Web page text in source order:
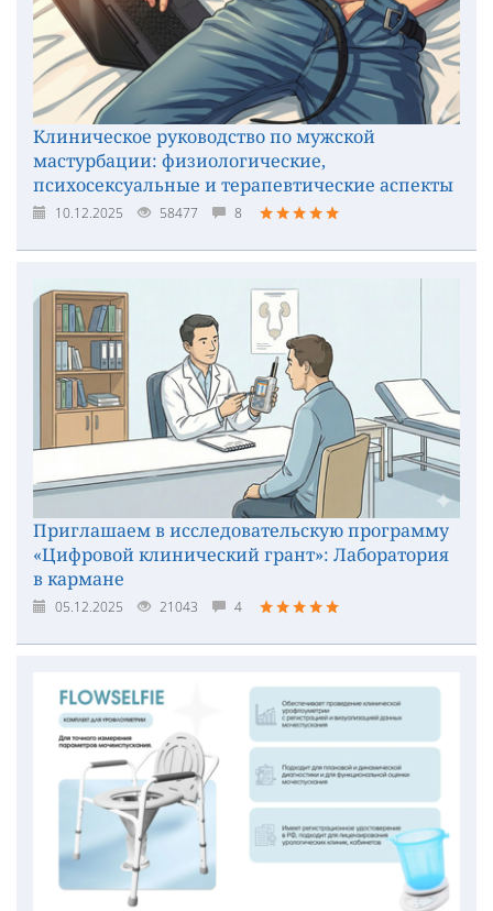
Клиническое руководство по мужской
мастурбации: физиологические,
психосексуальные и терапевтические аспекты
10.12.2025 58477 8
Приглашаем в исследовательскую программу
«Цифровой клинический грант»: Лаборатория
в кармане
05.12.2025 21043 4